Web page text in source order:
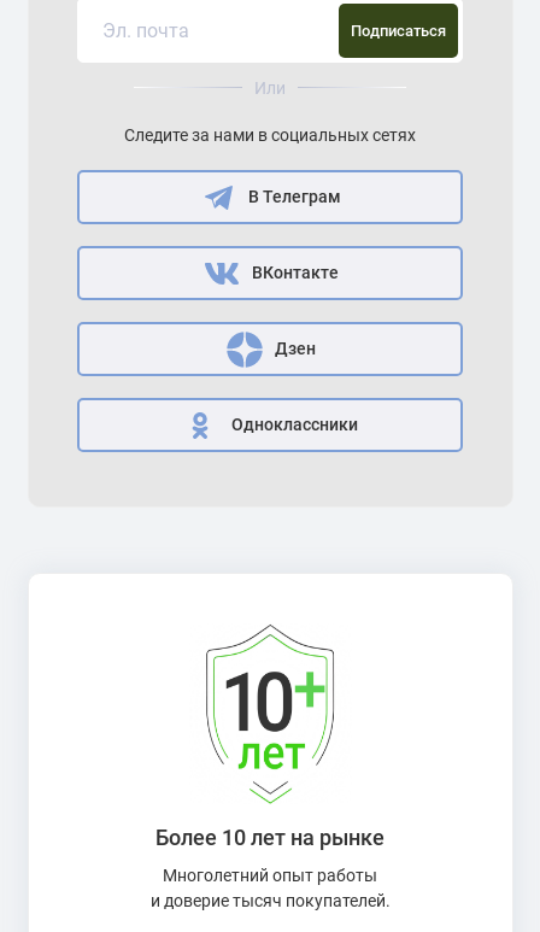
Подписаться
Или
Следите за нами в социальных сетях
В Телеграм
ВКонтакте
Дзен
Одноклассники
Более 10 лет на рынке
Многолетний опыт работы
и доверие тысяч покупателей.